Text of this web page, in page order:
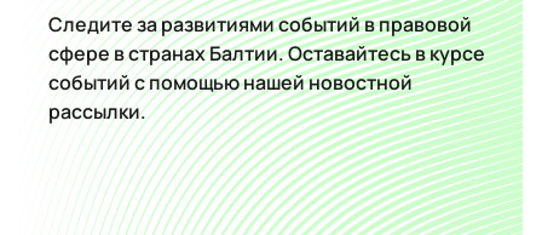
Следите за развитиями событий в правовой
сфере в странах Балтии. Оставайтесь в курсе
событий с помощью нашей новостной
рассылки.